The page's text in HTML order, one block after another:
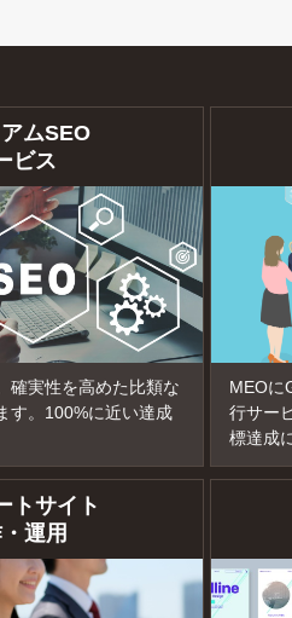
ムSEO
ビス
確実性を高めた比類な
す。100%に近い達成
MEOに
行サー
標達成
トサイト
運用